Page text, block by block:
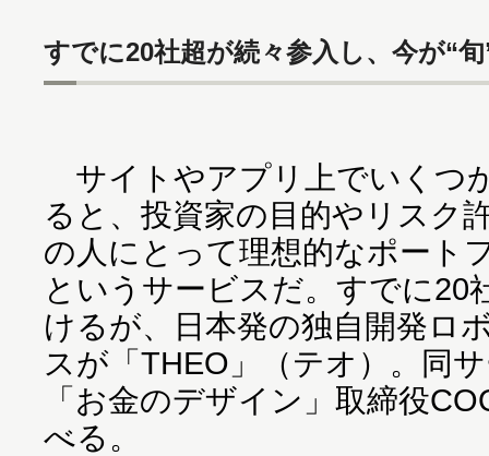
すでに20社超が続々参入し、今が“
サイトやアプリ上でいくつ
ると、投資家の目的やリスク
の人にとって理想的なポート
というサービスだ。すでに20
けるが、日本発の独自開発ロ
スが「THEO」（テオ）。同
「お金のデザイン」取締役
べる。